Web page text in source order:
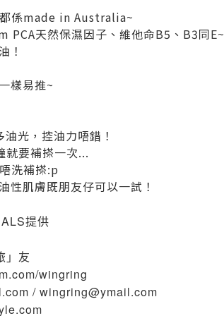
係made in Australia~
PCA天然保濕因子、維他命B5、B3同E~
！
樣易推~
光，控油力唔錯！
就要補搽一次...
洗補搽:p
性肌膚既朋友仔可以一試！
提供
」友
wingring
/ wingring@ymail.com